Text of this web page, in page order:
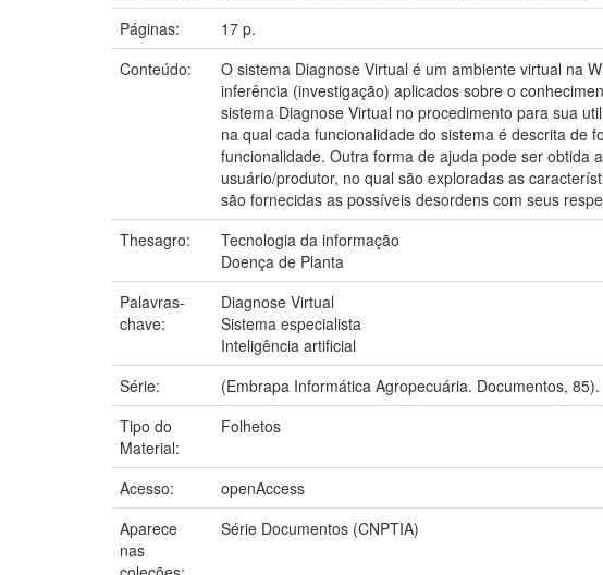
Páginas:
17 p.
Conteúdo:
O sistema Diagnose Virtual é um ambiente virtual na
inferência (investigação) aplicados sobre o
sistema Diagnose Virtual no procedimento para sua
na qual cada funcionalidade do sistema é descrita de
funcionalidade. Outra forma de ajuda pode ser obtida
usuário/produtor, no qual são exploradas as
são fornecidas as possíveis desordens com seus
Thesagro:
Tecnologia da informação
Doença de Planta
Palavras-
chave:
Diagnose Virtual
Sistema especialista
Inteligência artificial
Série:
(Embrapa Informática Agropecuária. Documentos, 85).
Tipo do
Material:
Folhetos
Acesso:
openAccess
Aparece
nas
Série Documentos (CNPTIA)